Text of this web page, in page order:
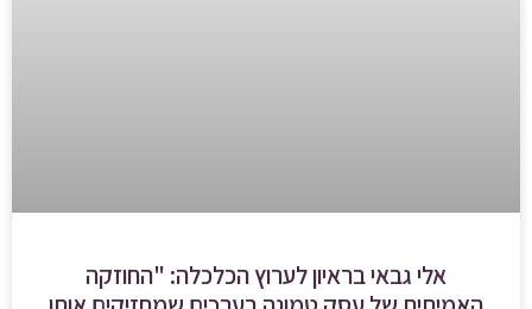
אלי גבאי בראיון לערוץ הכלכלה: "החוזקה